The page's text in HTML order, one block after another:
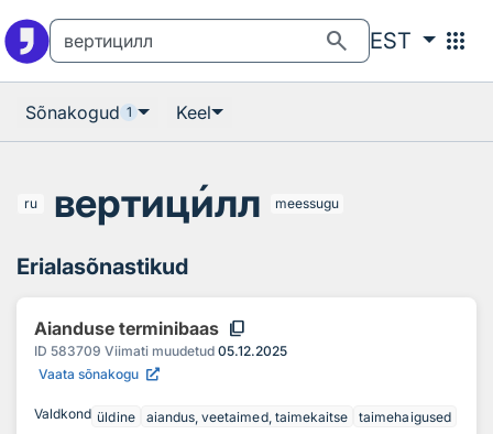
search EST apps
Sõnakogud 1 Keel
ru вертицилл meessugu
Erialasõnastikud
Aianduse terminibaas content_copy
ID 583709 Viimati muudetud 05.12.2025
Vaata sõnakogu
Valdkond üldine aiandus, veetaimed, taimekaitse
taimehaigused